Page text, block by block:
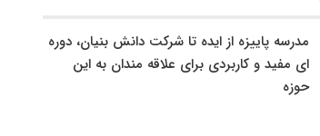
مدرسه پاییزه از ایده تا شرکت دانش بنیان، دوره
ای مفید و کاربردی برای علاقه مندان به این
حوزه